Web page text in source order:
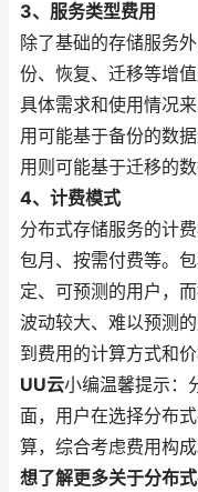
3、服务类型费用
除了基础的存储服务
份、恢复、迁移等增
具体需求和使用情况
用可能基于备份的数
用则可能基于迁移的
4、计费模式
分布式存储服务的计
包月、按需付费等。
定、可预测的用户，
波动较大、难以预测
到费用的计算方式和价
UU云小编温馨提示：
面，用户在选择分布
算，综合考虑费用构
想了解更多关于分布